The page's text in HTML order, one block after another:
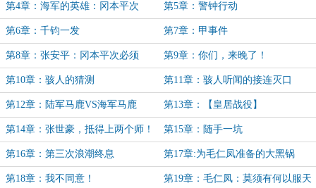
第4章：海军的英雄：冈本平次 第5章：警钟行动
第6章：千钧一发 第7章：甲事件
第8章：张安平：冈本平次必须
死！
第9章：你们，来晚了！
第10章：骇人的猜测 第11章：骇人听闻的接连灭口
第12章：陆军马鹿VS海军马鹿 第13章：【皇居战役】
第14章：张世豪，抵得上两个师！ 第15章：随手一坑
第16章：第三次浪潮终息 第17章:为毛仁凤准备的大黑锅
第18章：我不同意！ 第19章：毛仁凤：莫须有何以服天